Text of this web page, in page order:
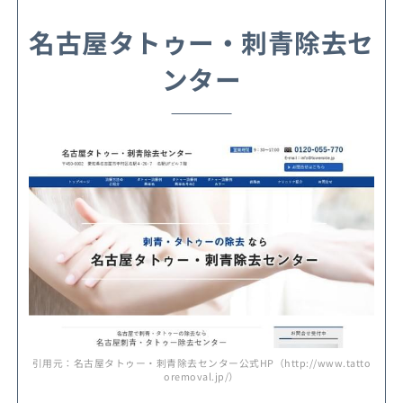
名古屋タトゥー・刺青除去セ
ンター
引用元：名古屋タトゥー・刺青除去センター公式HP（http://www.tatto
oremoval.jp/）